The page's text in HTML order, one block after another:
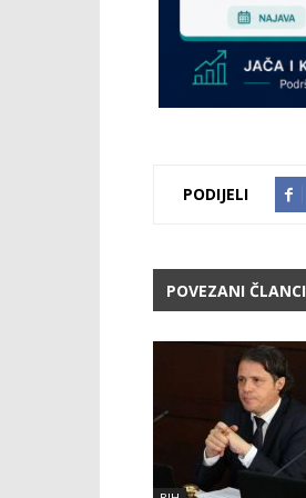
PODIJELI
POVEZANI ČLANCI